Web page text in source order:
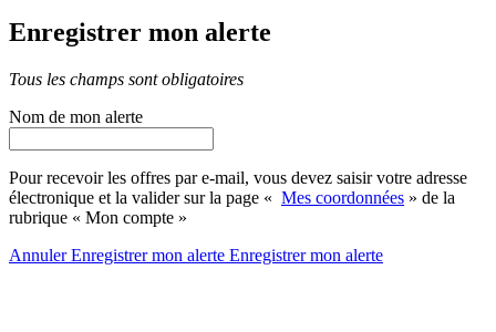
Enregistrer mon alerte
Tous les champs sont obligatoires
Nom de mon alerte
Pour recevoir les offres par e-mail, vous devez saisir votre adresse
électronique et la valider sur la page « Mes coordonnées » de la
rubrique « Mon compte »
AnnulerEnregistrer mon alerte Enregistrermon alerte